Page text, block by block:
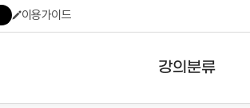
이용가이드
강의분류